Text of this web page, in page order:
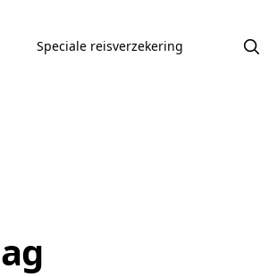
Speciale reisverzekering